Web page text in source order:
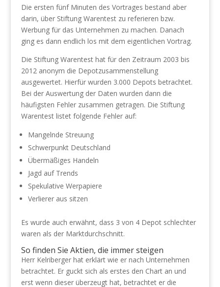
Die ersten fünf Minuten des Vortrages bestand aber
darin, über Stiftung Warentest zu referieren bzw.
Werbung für das Unternehmen zu machen. Danach
ging es dann endlich los mit dem eigentlichen Vortrag.
Die Stiftung Warentest hat für den Zeitraum 2003 bis
2012 anonym die Depotzusammenstellung
ausgewertet. Hierfür wurden 3.000 Depots betrachtet.
Bei der Auswertung der Daten wurden dann die
häufigsten Fehler zusammen getragen. Die Stiftung
Warentest listet folgende Fehler auf:
Mangelnde Streuung
Schwerpunkt Deutschland
Übermäßiges Handeln
Jagd auf Trends
Spekulative Werpapiere
Verlierer aus sitzen
Es wurde auch erwähnt, dass 3 von 4 Depot schlechter
waren als der Marktdurchschnitt.
So finden Sie Aktien, die immer steigen
Herr Kelriberger hat erklärt wie er nach Unternehmen
betrachtet. Er guckt sich als erstes den Chart an und
erst wenn dieser überzeugt hat, betrachtet er die